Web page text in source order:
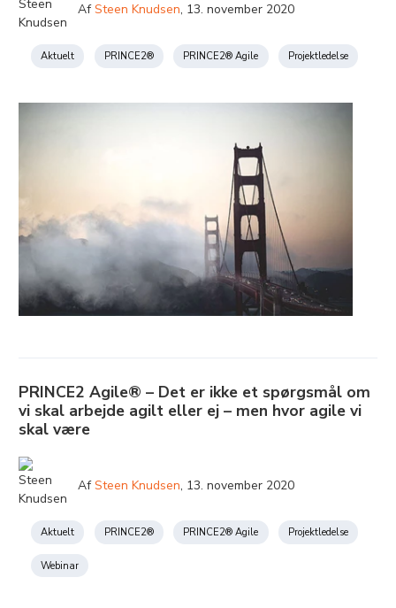
AfSteen Knudsen, 13. november 2020
Aktuelt PRINCE2® PRINCE2® Agile Projektledelse
PRINCE2 Agile® – Det er ikke et spørgsmål om
vi skal arbejde agilt eller ej – men hvor agile vi
skal være
AfSteen Knudsen, 13. november 2020
Aktuelt PRINCE2® PRINCE2® Agile Projektledelse
Webinar